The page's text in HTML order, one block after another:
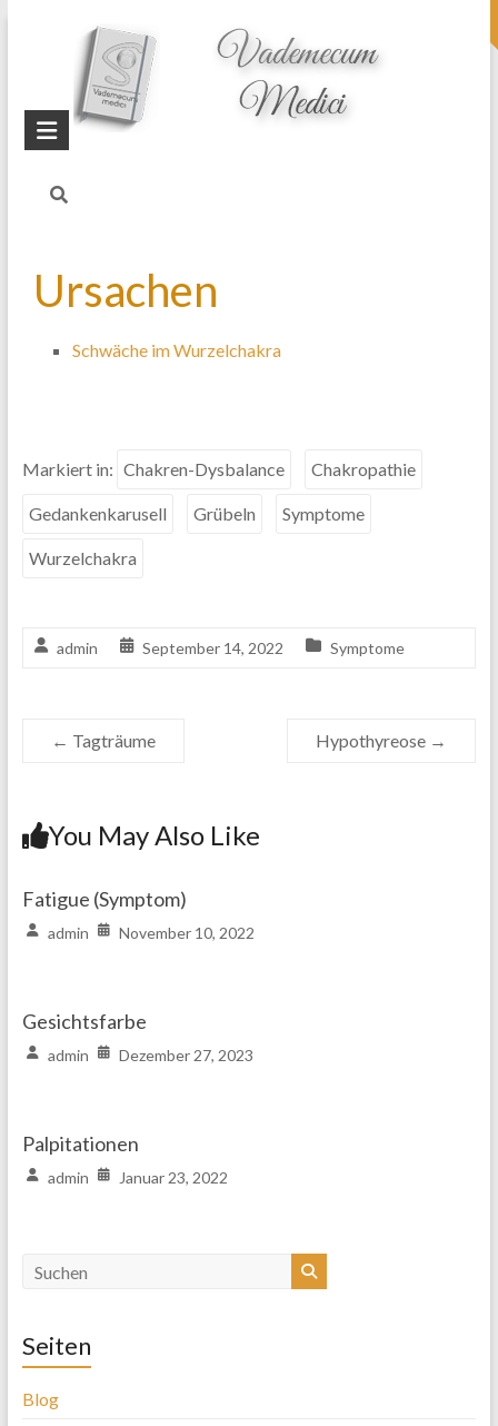
topheader
Startseite
Blog
Gedankenkarusell /
Ursachen
Schwäche im Wurzelchakra
Markiert in: Chakren-Dysbalance Chakropathie
Gedankenkarusell Grübeln Symptome
Wurzelchakra
admin September 14, 2022 Symptome
← Tagträume Hypothyreose →
You May Also Like
Fatigue (Symptom)
admin November 10, 2022
Gesichtsfarbe
admin Dezember 27, 2023
Palpitationen
admin Januar 23, 2022
Seiten
Blog